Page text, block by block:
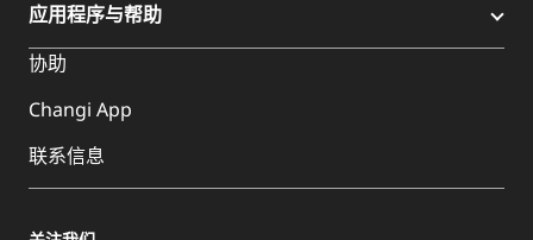
应用程序与帮助
协助
Changi App
联系信息